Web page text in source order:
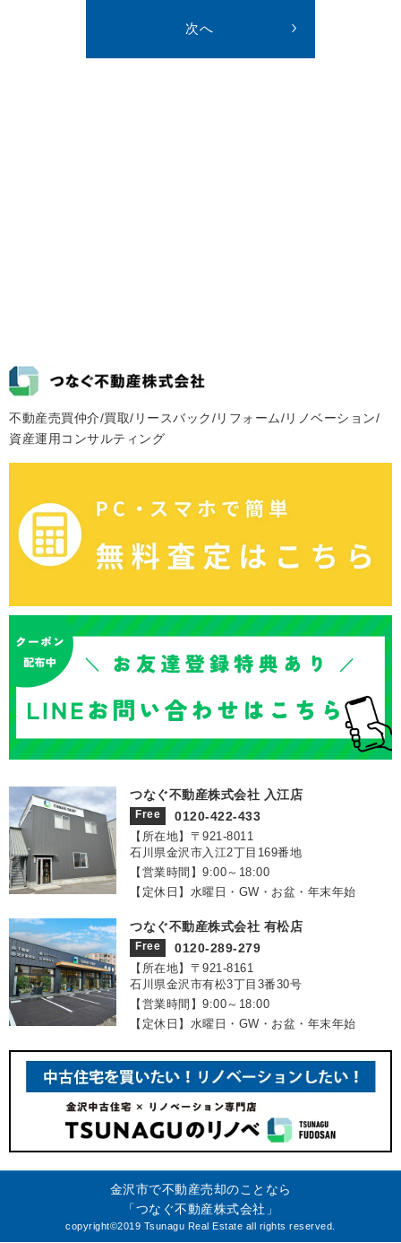
次へ
不動産売買仲介/買取/リースバック/リフォーム/リノベーション/
資産運用コンサルティング
つなぐ不動産株式会社 入江店
Free 0120-422-433
【所在地】〒921‐8011
石川県金沢市入江2丁目169番地
【営業時間】9:00～18:00
【定休日】水曜日・GW・お盆・年末年始
つなぐ不動産株式会社 有松店
Free 0120-289-279
【所在地】〒921‐8161
石川県金沢市有松3丁目3番30号
【営業時間】9:00～18:00
【定休日】水曜日・GW・お盆・年末年始
金沢市で不動産売却のことなら
「つなぐ不動産株式会社」
copyright©2019 Tsunagu Real Estate all rights reserved.